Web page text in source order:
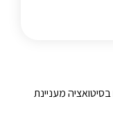
מעניינת